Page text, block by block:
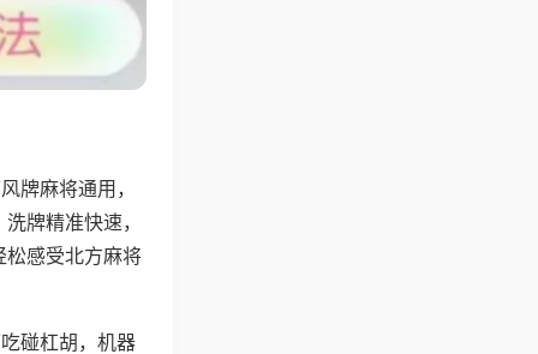
牌麻将通用，
牌精准快速，
松感受北方麻将
碰杠胡，机器